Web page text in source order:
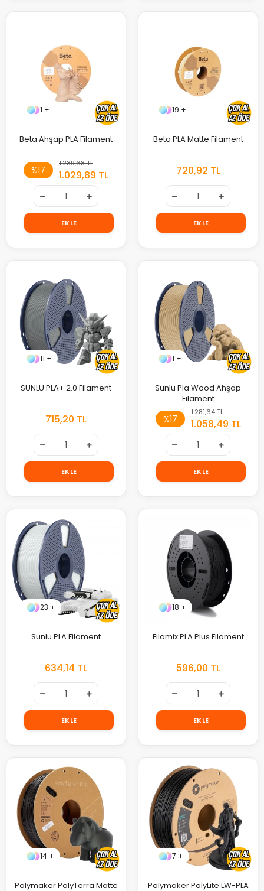
1 +
Beta Ahşap PLA Filament
%17
1.239,68 TL
1.029,89 TL
EKLE
19 +
Beta PLA Matte Filament
720,92 TL
EKLE
11 +
SUNLU PLA+ 2.0 Filament
715,20 TL
EKLE
1 +
Sunlu Pla Wood Ahşap
Filament
%17
1.281,64 TL
1.058,49 TL
EKLE
23 +
Sunlu PLA Filament
634,14 TL
EKLE
18 +
Filamix PLA Plus Filament
596,00 TL
EKLE
14 +
Polymaker PolyTerra Matte
7 +
Polymaker PolyLite LW-PLA